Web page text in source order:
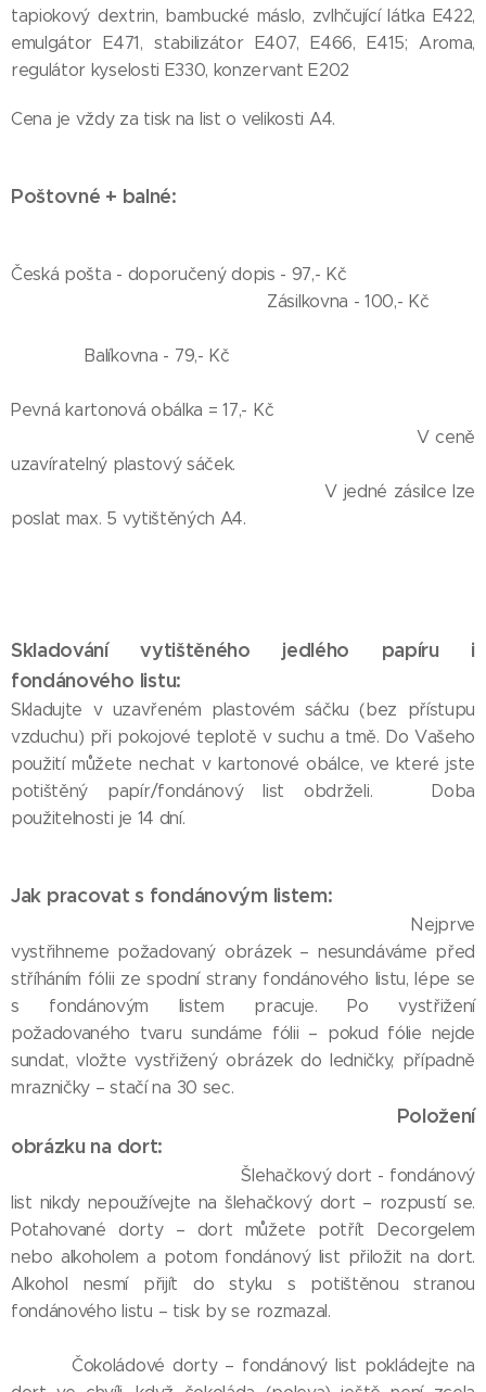
tapiokový dextrin, bambucké máslo, zvlhčující látka E422,
emulgátor E471, stabilizátor E407, E466, E415; Aroma,
regulátor kyselosti E330, konzervant E202
Cena je vždy za tisk na list o velikosti A4.
Poštovné + balné:
Česká pošta - doporučený dopis - 97,- Kč
Zásilkovna - 100,- Kč
Balíkovna - 79,- Kč
Pevná kartonová obálka = 17,- Kč
V ceně
uzavíratelný plastový sáček.
V jedné zásilce lze
poslat max. 5 vytištěných A4.
Skladování vytištěného jedlého papíru i
fondánového listu:
Skladujte v uzavřeném plastovém sáčku (bez přístupu
vzduchu) při pokojové teplotě v suchu a tmě. Do Vašeho
použití můžete nechat v kartonové obálce, ve které jste
potištěný papír/fondánový list obdrželi. Doba
použitelnosti je 14 dní.
Jak pracovat s fondánovým listem:
Nejprve
vystřihneme požadovaný obrázek – nesundáváme před
stříháním fólii ze spodní strany fondánového listu, lépe se
s fondánovým listem pracuje. Po vystřižení
požadovaného tvaru sundáme fólii – pokud fólie nejde
sundat, vložte vystřižený obrázek do ledničky, případně
mrazničky – stačí na 30 sec.
Položení
obrázku na dort:
Šlehačkový dort - fondánový
list nikdy nepoužívejte na šlehačkový dort – rozpustí se.
Potahované dorty – dort můžete potřít Decorgelem
nebo alkoholem a potom fondánový list přiložit na dort.
Alkohol nesmí přijít do styku s potištěnou stranou
fondánového listu – tisk by se rozmazal.
Čokoládové dorty – fondánový list pokládejte na